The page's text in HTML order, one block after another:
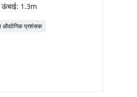
ऊंचाई: 1.3m
औद्योगिक प्रशंसक